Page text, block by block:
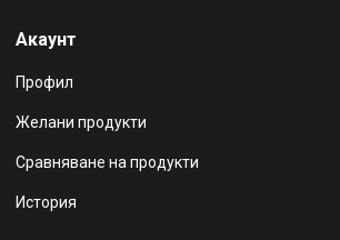
Акаунт
Профил
Желани продукти
Сравняване на продукти
История